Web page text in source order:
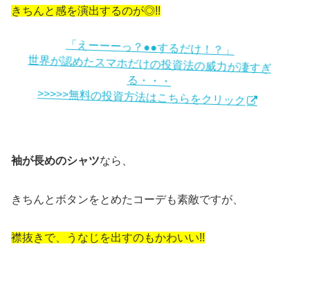
きちんと感を演出するのが◎!!
「えーーーっ？●●するだけ！？」
世界が認めたスマホだけの投資法の威力が凄すぎ
る・・・
>>>>>無料の投資方法はこちらをクリック
袖が長めのシャツなら、
きちんとボタンをとめたコーデも素敵ですが、
襟抜きで、うなじを出すのもかわいい!!